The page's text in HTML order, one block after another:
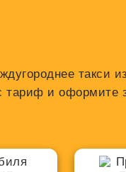
такси
и оформите